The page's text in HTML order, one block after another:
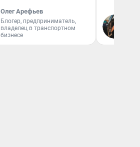
Олег Арефьев
Блогер, предприниматель,
владелец в транспортном
бизнесе